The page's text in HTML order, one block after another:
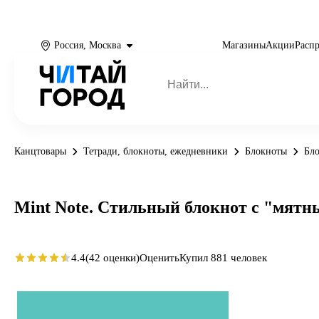
Россия, Москва МагазиныАкции
Канцтовары Тетради, блокноты, ежедневники Блокноты
Mint Note. Стильный блокнот с
4.4(42 оценки)ОценитьКупил 881 человек